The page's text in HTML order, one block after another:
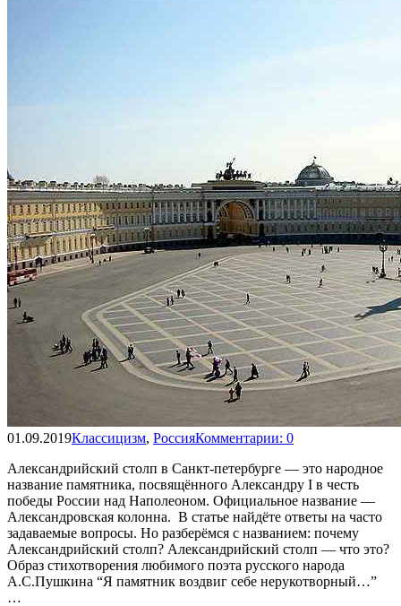
01.09.2019Классицизм, РоссияКомментарии: 0
Александрийский столп в Санкт-петербурге — это народное
название памятника, посвящённого Александру I в честь
победы России над Наполеоном. Официальное название —
Александровская колонна. В статье найдёте ответы на часто
задаваемые вопросы. Но разберёмся с названием: почему
Александрийский столп? Александрийский столп — что это?
Образ стихотворения любимого поэта русского народа
А.С.Пушкина “Я памятник воздвиг себе нерукотворный…”
…